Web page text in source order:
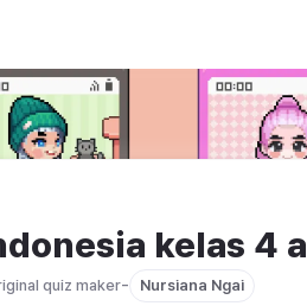
kelas 4 a
quiz maker- Nursiana Ngai